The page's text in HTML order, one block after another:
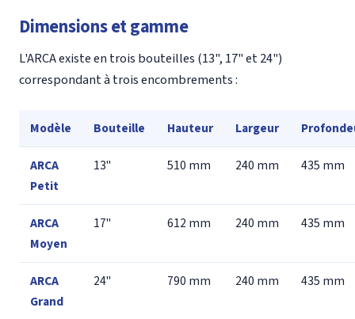
Dimensions et gamme
L'ARCA existe en trois bouteilles (13", 17" et 24")
correspondant à trois encombrements :
Modèle Bouteille Hauteur Largeur
ARCA
Petit
13" 510 mm 240 mm 435 mm
ARCA
Moyen
17" 612 mm 240 mm 435 mm
ARCA
Grand
24" 790 mm 240 mm 435 mm